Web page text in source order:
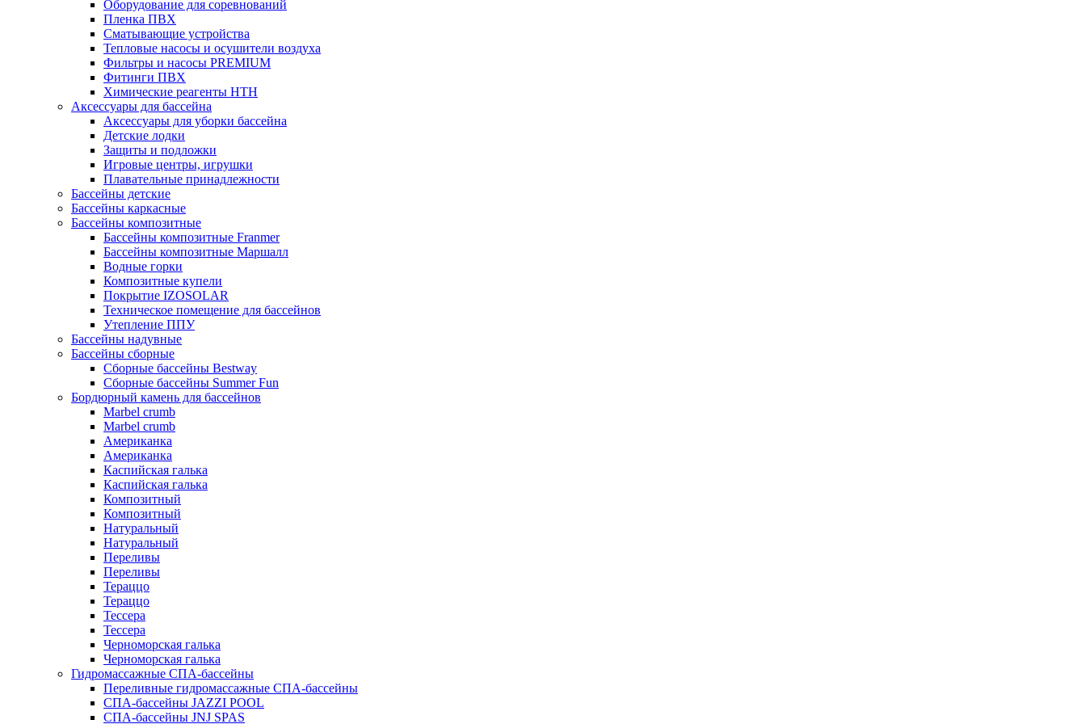
Оборудование для соревнований
Пленка ПВХ
Сматывающие устройства
Тепловые насосы и осушители воздуха
Фильтры и насосы PREMIUM
Фитинги ПВХ
Химические реагенты HTH
Аксессуары для бассейна
Аксессуары для уборки бассейна
Детские лодки
Защиты и подложки
Игровые центры, игрушки
Плавательные принадлежности
Бассейны детские
Бассейны каркасные
Бассейны композитные
Бассейны композитные Franmer
Бассейны композитные Маршалл
Водные горки
Композитные купели
Покрытие IZOSOLAR
Техническое помещение для бассейнов
Утепление ППУ
Бассейны надувные
Бассейны сборные
Сборные бассейны Bestway
Сборные бассейны Summer Fun
Бордюрный камень для бассейнов
Marbel crumb
Marbel crumb
Американка
Американка
Каспийская галька
Каспийская галька
Композитный
Композитный
Натуральный
Натуральный
Переливы
Переливы
Тераццо
Тераццо
Тессера
Тессера
Черноморская галька
Черноморская галька
Гидромассажные СПА-бассейны
Переливные гидромассажные СПА-бассейны
СПА-бассейны JAZZI POOL
СПА-бассейны JNJ SPAS